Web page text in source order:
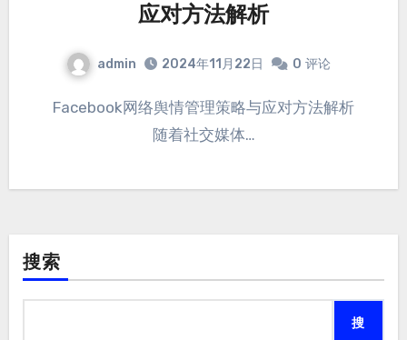
应对方法解析
admin 2024年11月22日 0 评论
Facebook网络舆情管理策略与应对方法解析
随着社交媒体…
搜索
搜